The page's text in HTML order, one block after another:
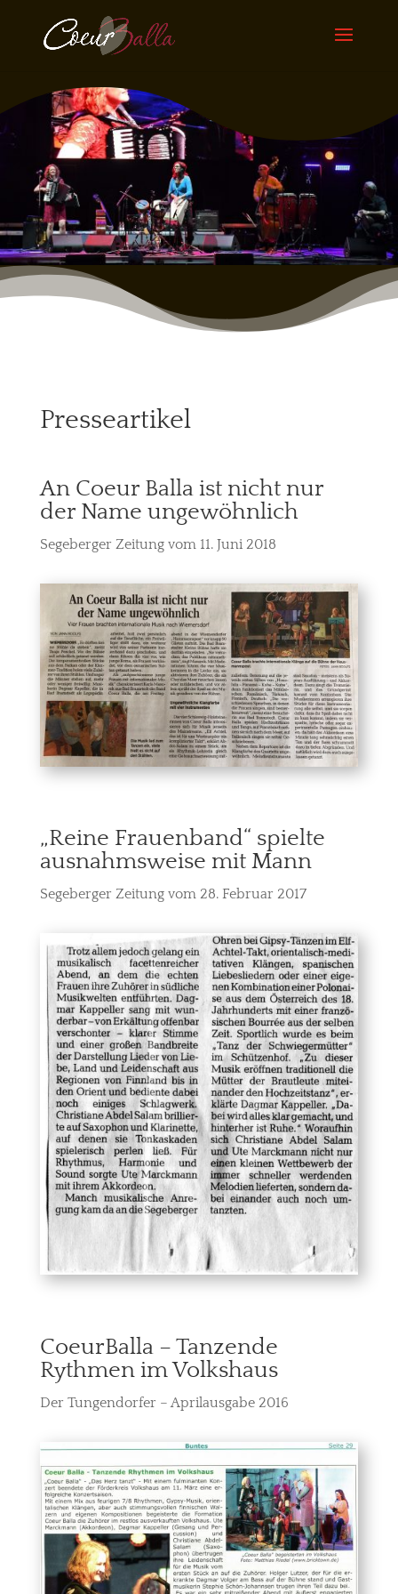
Presseartikel
An Coeur Balla ist nicht nur
der Name ungewöhnlich
Segeberger Zeitung vom 11. Juni 2018
„Reine Frauenband“ spielte
ausnahmsweise mit Mann
Segeberger Zeitung vom 28. Februar 2017
CoeurBalla – Tanzende
Rythmen im Volkshaus
Der Tungendorfer – Aprilausgabe 2016